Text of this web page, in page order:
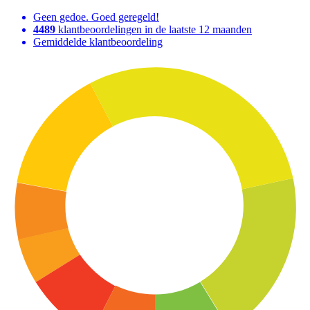
Geen gedoe. Goed geregeld!
4489 klantbeoordelingen in de laatste 12 maanden
Gemiddelde klantbeoordeling